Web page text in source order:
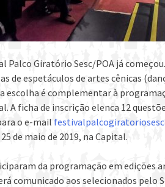
Palco Giratório Sesc/POA já
de espetáculos de artes cênicas
escolha é complementar à
A ficha de inscrição elenca 12
o e-mail
de maio de 2019, na Capital.
da programação em edições
comunicado aos selecionados pelo